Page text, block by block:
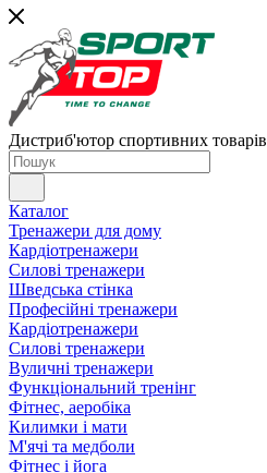
Дистриб'ютор спортивних товарів
Каталог
Тренажери для дому
Кардіотренажери
Силові тренажери
Шведська стінка
Професійні тренажери
Кардіотренажери
Силові тренажери
Вуличні тренажери
Функціональний тренінг
Фітнес, аеробіка
Килимки і мати
М'ячі та медболи
Фітнес і йога